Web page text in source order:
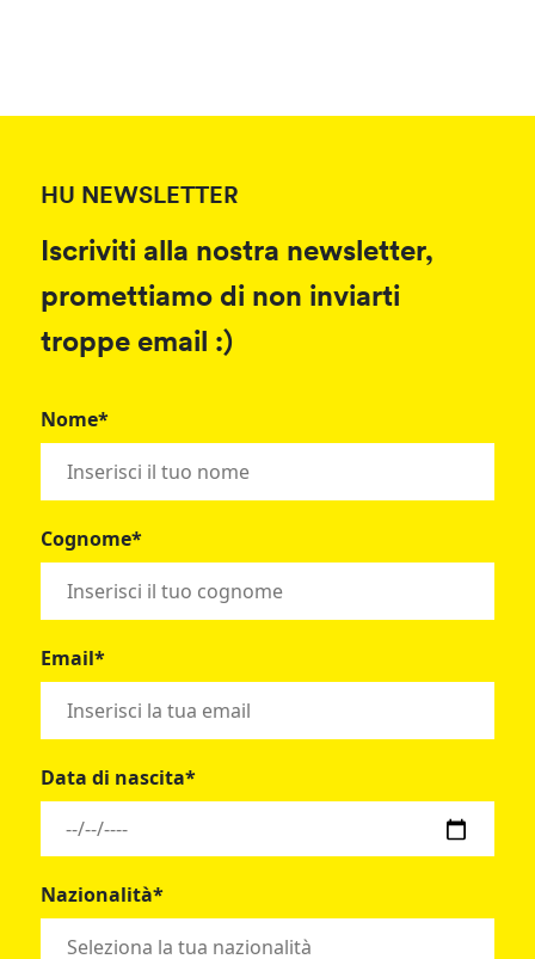
HU NEWSLETTER
Iscriviti alla nostra newsletter,
promettiamo di non inviarti
troppe email :)
Nome*
Cognome*
Email*
Data di nascita*
Nazionalità*